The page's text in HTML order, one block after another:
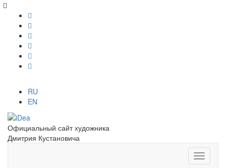
RU
EN
Официальный сайт художника
Дмитрия Кустановича